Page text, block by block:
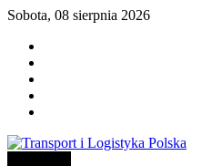
Sobota, 08 sierpnia 2026